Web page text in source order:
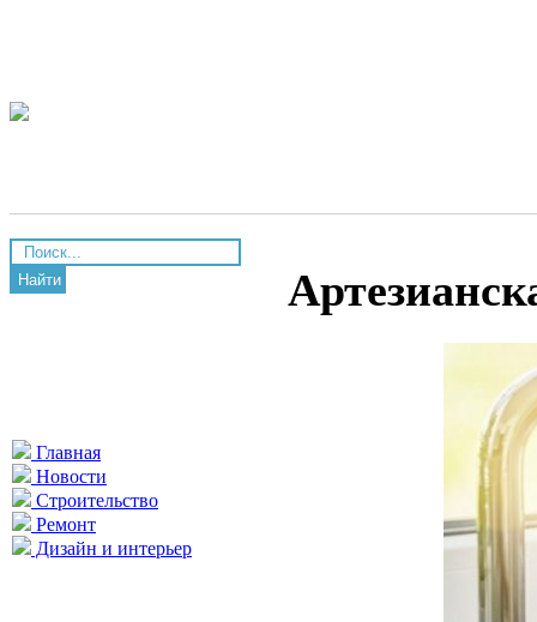
Найти
Главная
Новости
Строительство
Ремонт
Дизайн и интерьер